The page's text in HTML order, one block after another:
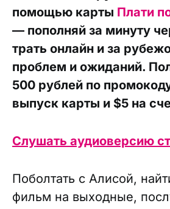
помощью карты Плати
— пополняй за минуту
трать онлайн и за
проблем и ожиданий.
500 рублей по
выпуск карты и $5 на
Слушать аудиоверсию
Поболтать с Алисой,
фильм на выходные,